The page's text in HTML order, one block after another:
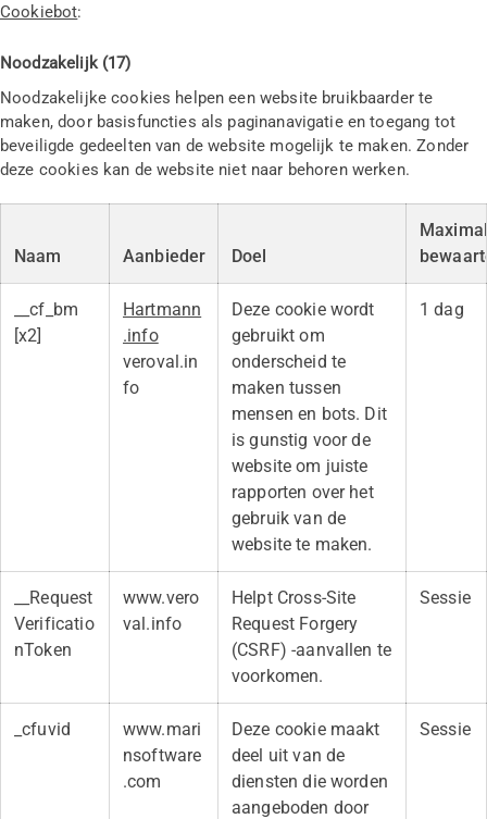
Cookiebot:
Noodzakelijk (17)
Noodzakelijke cookies helpen een website bruikbaarder te
maken, door basisfuncties als paginanavigatie en toegang tot
beveiligde gedeelten van de website mogelijk te maken. Zonder
deze cookies kan de website niet naar behoren werken.
Naam Aanbieder Doel
__cf_bm
[x2]
Hartmann
.info
veroval.in
fo
Deze cookie wordt
gebruikt om
onderscheid te
maken tussen
mensen en bots. Dit
is gunstig voor de
website om juiste
rapporten over het
gebruik van de
website te maken.
1 dag
__Request
Verificatio
nToken
www.vero
val.info
Helpt Cross-Site
Request Forgery
(CSRF) -aanvallen te
voorkomen.
Sessie
_cfuvid
www.mari
nsoftware
.com
Deze cookie maakt
deel uit van de
diensten die worden
aangeboden door
Sessie